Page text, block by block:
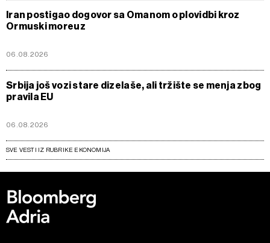
Iran postigao dogovor sa Omanom o plovidbi kroz
Ormuski moreuz
06.08.2026
Srbija još vozi stare dizelaše, ali tržište se menja zbog
pravila EU
06.08.2026
SVE VESTI IZ RUBRIKE EKONOMIJA